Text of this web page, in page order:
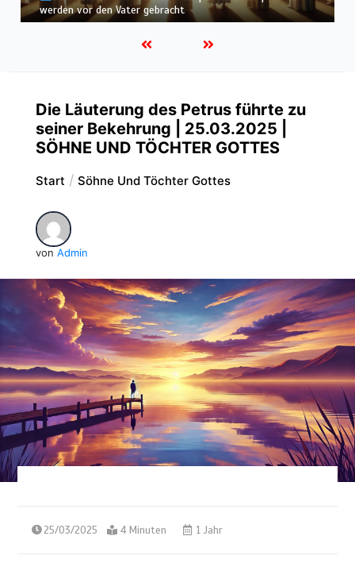
befunden – wir werden in Weiß wandeln
Die Läuterung des Petrus führte zu
seiner Bekehrung | 25.03.2025 |
SÖHNE UND TÖCHTER GOTTES
Start Söhne Und Töchter Gottes
von Admin
25/03/2025 4 Minuten 1 Jahr